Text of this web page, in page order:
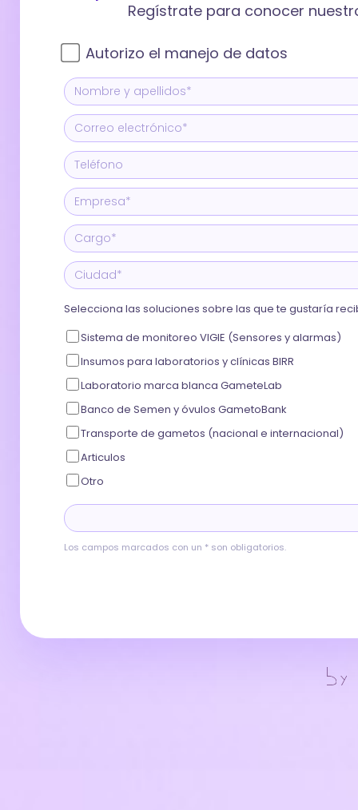
Regístrate para conocer
Autorizo el manejo de datos
Selecciona las soluciones sobre las que te gustaría
Sistema de monitoreo VIGIE (Sensores y alarmas)
Insumos para laboratorios y clínicas BIRR
Laboratorio marca blanca GameteLab
Banco de Semen y óvulos GametoBank
Transporte de gametos (nacional e internacional)
Articulos
Otro
Los campos marcados con un * son obligatorios.